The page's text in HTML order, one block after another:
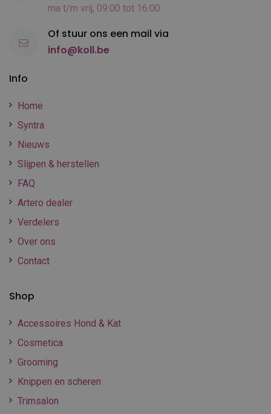
Info
Home
Syntra
Nieuws
Slijpen & herstellen
FAQ
Artero dealer
Verdelers
Over ons
Contact
Shop
Accessoires Hond & Kat
Cosmetica
Grooming
Knippen en scheren
Trimsalon
ma t/m vrij, 09:00 tot 16:00
Of stuur ons een mail via
info@koll.be